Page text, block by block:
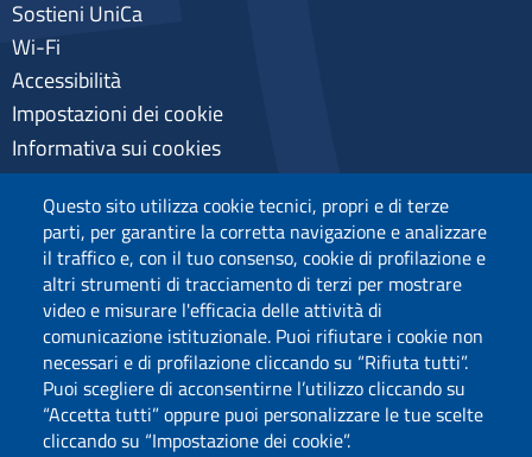
Questo sito utilizza cookie tecnici, propri e di terze
parti, per garantire la corretta navigazione e analizzare
il traffico e, con il tuo consenso, cookie di profilazione e
altri strumenti di tracciamento di terzi per mostrare
video e misurare l'efficacia delle attività di
comunicazione istituzionale. Puoi rifiutare i cookie non
necessari e di profilazione cliccando su “Rifiuta tutti”.
Puoi scegliere di acconsentirne l’utilizzo cliccando su
“Accetta tutti” oppure puoi personalizzare le tue scelte
cliccando su “Impostazione dei cookie”.
Sostieni UniCa
Wi-Fi
Accessibilità
Impostazioni dei cookie
Informativa sui cookies
Pagamenti pagoPA
Privacy